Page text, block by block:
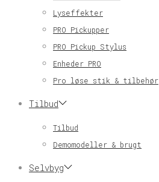
Lyseffekter
PRO Pickupper
PRO Pickup Stylus
Enheder PRO
Pro løse stik & tilbehør
Tilbud
Tilbud
Demomodeller & brugt
Selvbyg